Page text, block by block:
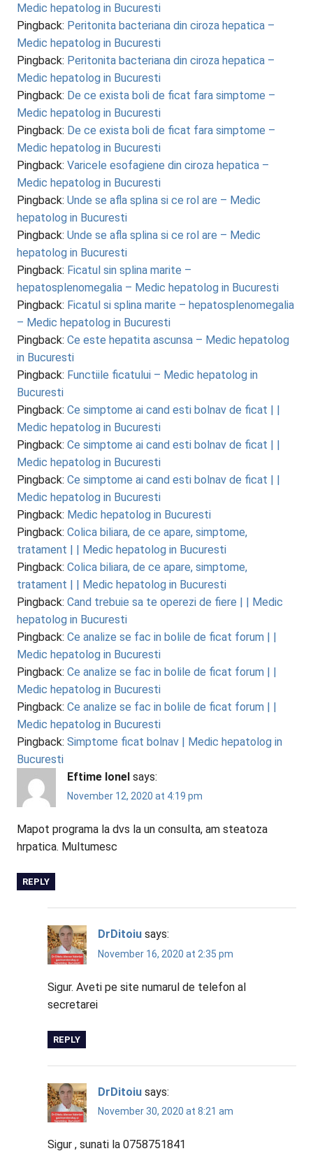
Medic hepatolog in Bucuresti
Pingback: Peritonita bacteriana din ciroza hepatica –
Medic hepatolog in Bucuresti
Pingback: Peritonita bacteriana din ciroza hepatica –
Medic hepatolog in Bucuresti
Pingback: De ce exista boli de ficat fara simptome –
Medic hepatolog in Bucuresti
Pingback: De ce exista boli de ficat fara simptome –
Medic hepatolog in Bucuresti
Pingback: Varicele esofagiene din ciroza hepatica –
Medic hepatolog in Bucuresti
Pingback: Unde se afla splina si ce rol are – Medic
hepatolog in Bucuresti
Pingback: Unde se afla splina si ce rol are – Medic
hepatolog in Bucuresti
Pingback: Ficatul sin splina marite –
hepatosplenomegalia – Medic hepatolog in Bucuresti
Pingback: Ficatul si splina marite – hepatosplenomegalia
– Medic hepatolog in Bucuresti
Pingback: Ce este hepatita ascunsa – Medic hepatolog
in Bucuresti
Pingback: Functiile ficatului – Medic hepatolog in
Bucuresti
Pingback: Ce simptome ai cand esti bolnav de ficat | |
Medic hepatolog in Bucuresti
Pingback: Ce simptome ai cand esti bolnav de ficat | |
Medic hepatolog in Bucuresti
Pingback: Ce simptome ai cand esti bolnav de ficat | |
Medic hepatolog in Bucuresti
Pingback: Medic hepatolog in Bucuresti
Pingback: Colica biliara, de ce apare, simptome,
tratament | | Medic hepatolog in Bucuresti
Pingback: Colica biliara, de ce apare, simptome,
tratament | | Medic hepatolog in Bucuresti
Pingback: Cand trebuie sa te operezi de fiere | | Medic
hepatolog in Bucuresti
Pingback: Ce analize se fac in bolile de ficat forum | |
Medic hepatolog in Bucuresti
Pingback: Ce analize se fac in bolile de ficat forum | |
Medic hepatolog in Bucuresti
Pingback: Ce analize se fac in bolile de ficat forum | |
Medic hepatolog in Bucuresti
Pingback: Simptome ficat bolnav | Medic hepatolog in
Bucuresti
Eftime Ionel says:
November 12, 2020 at 4:19 pm
Mapot programa la dvs la un consulta, am steatoza
hrpatica. Multumesc
REPLY
DrDitoiu says:
November 16, 2020 at 2:35 pm
Sigur. Aveti pe site numarul de telefon al
secretarei
REPLY
DrDitoiu says:
November 30, 2020 at 8:21 am
Sigur , sunati la 0758751841